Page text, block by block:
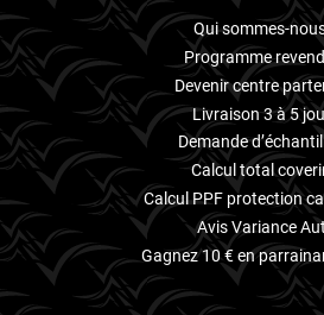
Qui sommes-
Programme
Devenir centre
Livraison 3 à 5
Demande
Calcul total
Calcul PPF protection
Avis Variance
Gagnez 10 € en